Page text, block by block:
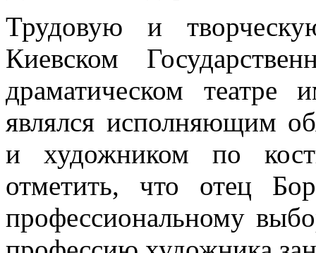
Трудовую и
Киевском
драматическом
являлся исполняющим
и художником по
отметить, что отец
профессиональному